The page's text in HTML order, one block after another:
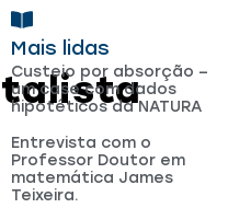
Mais lidas
Custeio por absorção –
um case com dados
hipotéticos da NATURA
Entrevista com o
Professor Doutor em
matemática James
Teixeira.